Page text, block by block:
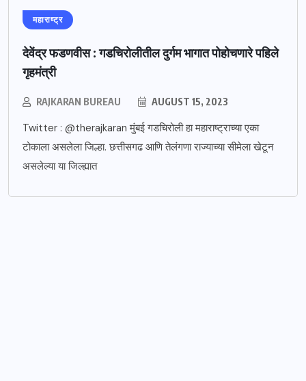
महाराष्ट्र
देवेंद्र फडणवीस : गडचिरोलीतील दुर्गम भागात पोहोचणारे पहिले
गृहमंत्री
RAJKARAN BUREAU AUGUST 15, 2023
Twitter : @therajkaran मुंबई गडचिरोली हा महाराष्ट्राच्या एका
टोकाला असलेला जिल्हा. छत्तीसगढ आणि तेलंगणा राज्याच्या सीमेला खेटून
असलेल्या या जिल्ह्यात